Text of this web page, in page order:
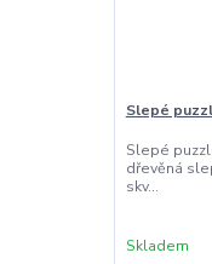
Slepé
Slepé
dřevěná
skv...
Skladem